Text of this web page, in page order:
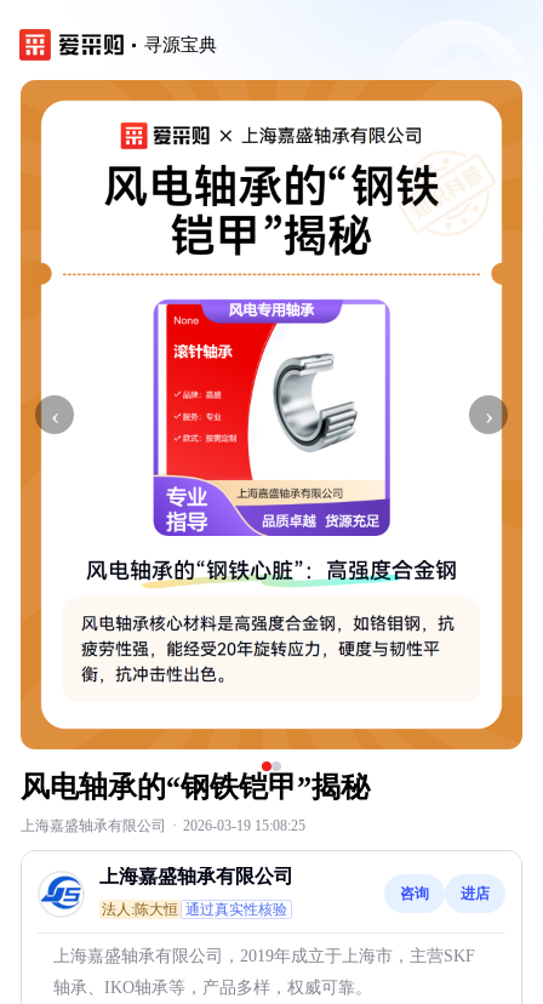
寻源宝典
‹ ›
风电轴承的“钢铁铠甲”揭秘
上海嘉盛轴承有限公司 · 2026-03-19 15:08:25
上海嘉盛轴承有限公司
法人:陈大恒 通过真实性核验
咨询 进店
上海嘉盛轴承有限公司，2019年成立于上海市，主营SKF
轴承、IKO轴承等，产品多样，权威可靠。